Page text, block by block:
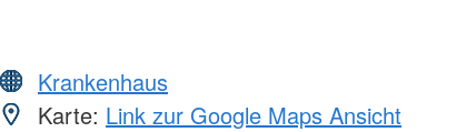
Krankenhaus
Karte: Link zur Google Maps Ansicht